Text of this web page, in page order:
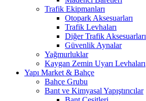
Trafik Ekipmanları
Otopark Aksesuarları
Trafik Levhaları
Diğer Trafik Aksesuarları
Güvenlik Aynalar
Yağmurluklar
Kaygan Zemin Uyarı Levhaları
Yapı Market & Bahçe
Bahçe Grubu
Bant ve Kimyasal Yapıştırıcılar